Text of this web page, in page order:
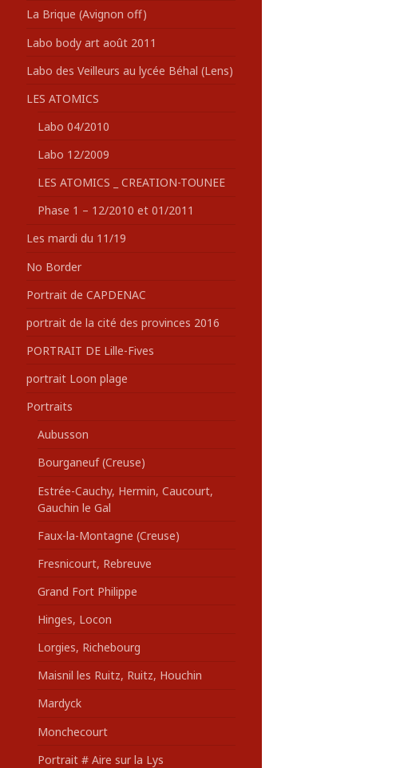
La Brique (Avignon off)
Labo body art août 2011
Labo des Veilleurs au lycée Béhal (Lens)
LES ATOMICS
Labo 04/2010
Labo 12/2009
LES ATOMICS _ CREATION-TOUNEE
Phase 1 – 12/2010 et 01/2011
Les mardi du 11/19
No Border
Portrait de CAPDENAC
portrait de la cité des provinces 2016
PORTRAIT DE Lille-Fives
portrait Loon plage
Portraits
Aubusson
Bourganeuf (Creuse)
Estrée-Cauchy, Hermin, Caucourt,
Gauchin le Gal
Faux-la-Montagne (Creuse)
Fresnicourt, Rebreuve
Grand Fort Philippe
Hinges, Locon
Lorgies, Richebourg
Maisnil les Ruitz, Ruitz, Houchin
Mardyck
Monchecourt
Portrait # Aire sur la Lys